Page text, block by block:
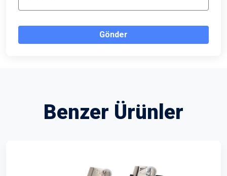
Gönder
Benzer Ürünler